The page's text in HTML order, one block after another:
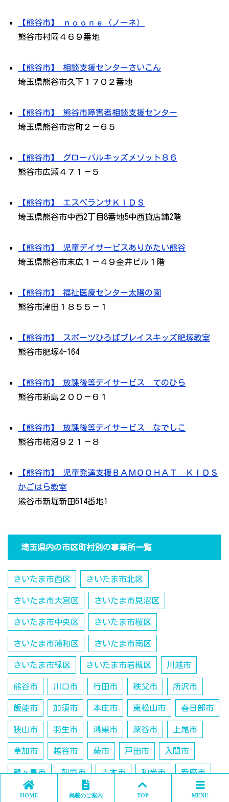
【熊谷市】 ｎｏｏｎｅ（ノーネ）
熊谷市村岡４６９番地
【熊谷市】 相談支援センターさいこん
埼玉県熊谷市久下１７０２番地
【熊谷市】 熊谷市障害者相談支援センター
埼玉県熊谷市宮町２－６５
【熊谷市】 グローバルキッズメゾット８６
熊谷市広瀬４７１－５
【熊谷市】 エスペランサＫＩＤＳ
埼玉県熊谷市中西2丁目8番地5中西貸店舗2階
【熊谷市】 児童デイサービスありがたい熊谷
埼玉県熊谷市末広１－４９金井ビル１階
【熊谷市】 福祉医療センター太陽の園
熊谷市津田１８５５－１
【熊谷市】 スポーツひろばプレイスキッズ肥塚教室
熊谷市肥塚4-164
【熊谷市】 放課後等デイサービス てのひら
熊谷市新島２００－６１
【熊谷市】 放課後等デイサービス なでしこ
熊谷市柿沼９２１－８
【熊谷市】 児童発達支援ＢＡＭＯＯＨＡＴ ＫＩＤＳ
かごはら教室
熊谷市新堀新田614番地1
埼玉県内の市区町村別の事業所一覧
さいたま市西区 さいたま市北区
さいたま市大宮区 さいたま市見沼区
さいたま市中央区 さいたま市桜区
さいたま市浦和区 さいたま市南区
さいたま市緑区 さいたま市岩槻区 川越市
熊谷市 川口市 行田市 秩父市 所沢市
飯能市 加須市 本庄市 東松山市 春日部市
狭山市 羽生市 鴻巣市 深谷市 上尾市
草加市 越谷市 蕨市 戸田市 入間市
鶴ヶ島市 朝霞市 志木市 和光市 新座市
桶川市 久喜市 日高市 吉川市 北本市
HOME 掲載のご案内 TOP MENU